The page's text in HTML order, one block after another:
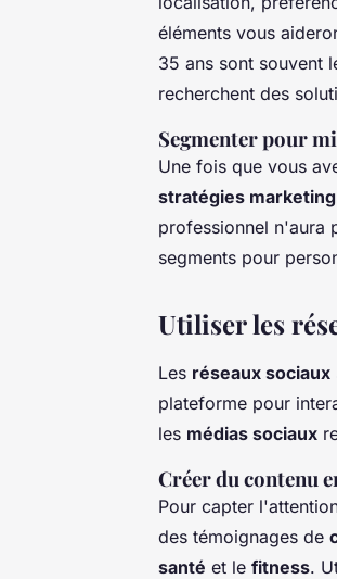
éléments vous
35 ans sont souvent
recherchent des
Segmenter pour
Une fois que vous
stratégies marketing
professionnel n'aura
segments pour
Utiliser les
Les réseaux sociaux
plateforme pour
les médias sociaux
Créer du contenu
Pour capter
des témoignages de
santé et le fitness.